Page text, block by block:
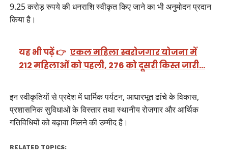
9.25 करोड़ रुपये की धनराशि स्वीकृत किए जाने का भी अनुमोदन प्रदान
किया है।
यह भी पढ़ें 👉 एकल महिला स्वरोजगार योजना में
212 महिलाओं को पहली, 276 को दूसरी किस्त जारी…
इन स्वीकृतियों से प्रदेश में धार्मिक पर्यटन, आधारभूत ढांचे के विकास,
प्रशासनिक सुविधाओं के विस्तार तथा स्थानीय रोजगार और आर्थिक
गतिविधियों को बढ़ावा मिलने की उम्मीद है।
RELATED TOPICS: